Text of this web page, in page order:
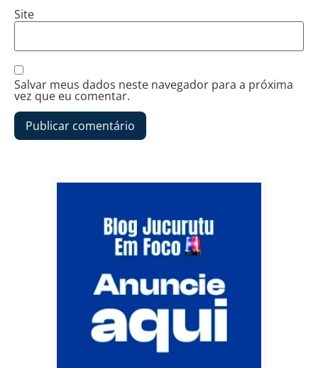
Site
Salvar meus dados neste navegador para a próxima
vez que eu comentar.